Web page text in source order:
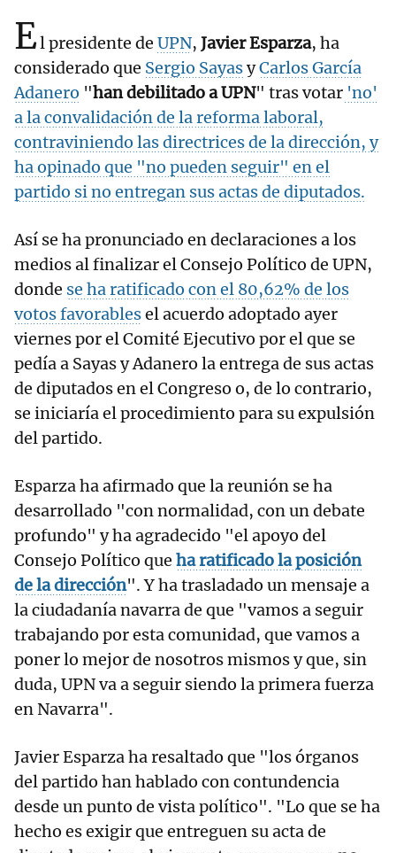
El presidente de UPN, Javier Esparza, ha
considerado que Sergio SayasyCarlos García
Adanero "han debilitado a UPN" tras votar 'no'
a la convalidación de la reforma laboral,
contraviniendo las directrices de la dirección, y
ha opinado que "no pueden seguir" en el
partido si no entregan sus actas de diputados.
Así se ha pronunciado en declaraciones a los
medios al finalizar el Consejo Político de UPN,
donde se ha ratificado con el 80,62% de los
votos favorablesel acuerdo adoptado ayer
viernes por el Comité Ejecutivo por el que se
pedía a Sayas y Adanero la entrega de sus actas
de diputados en el Congreso o, de lo contrario,
se iniciaría el procedimiento para su expulsión
del partido.
Esparza ha afirmado que la reunión se ha
desarrollado "con normalidad, con un debate
profundo" y ha agradecido "el apoyo del
Consejo Político que ha ratificado la posición
de la dirección". Y ha trasladado un mensaje a
la ciudadanía navarra de que "vamos a seguir
trabajando por esta comunidad, que vamos a
poner lo mejor de nosotros mismos y que, sin
duda, UPN va a seguir siendo la primera fuerza
en Navarra".
Javier Esparza ha resaltado que "los órganos
del partido han hablado con contundencia
desde un punto de vista político". "Lo que se ha
hecho es exigir que entreguen su acta de